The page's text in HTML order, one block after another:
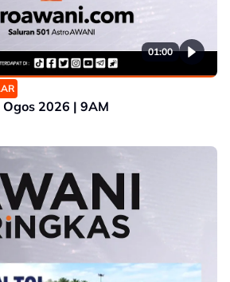
01:00
2026 | 9AM